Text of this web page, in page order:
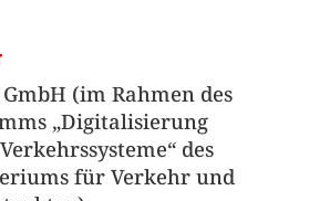
(im Rahmen des
„Digitalisierung
des
für Verkehr und